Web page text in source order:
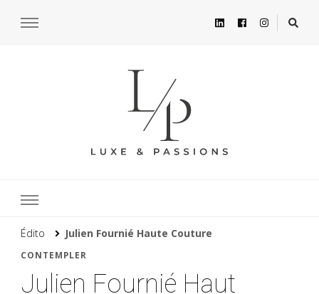
Édito Julien Fournié Haute Couture
CONTEMPLER
Julien Fournié Haut